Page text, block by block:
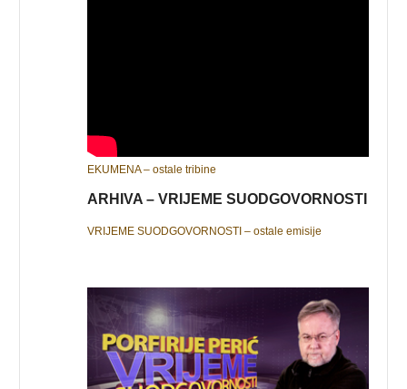
EKUMENA – ostale tribine
ARHIVA – VRIJEME SUODGOVORNOSTI
VRIJEME SUODGOVORNOSTI – ostale emisije